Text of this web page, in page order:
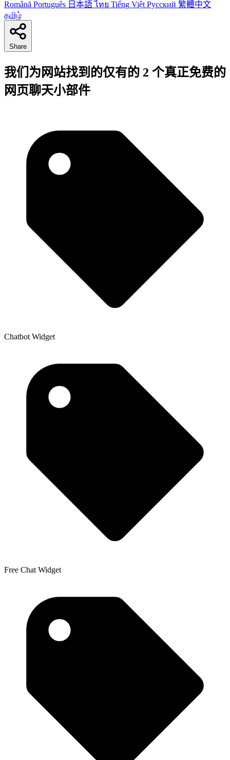
Română Português 日本語ไทย Tiếng Việt Русский 繁體中文
தமிழ்
Share
我们为网站找到的仅有的 2 个真正免费的
网页聊天小部件
Chatbot Widget
Free Chat Widget